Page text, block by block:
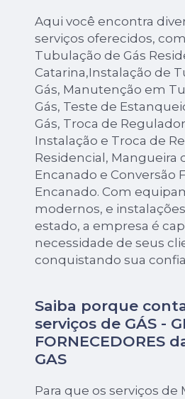
Aqui você encontra
serviços oferecidos,
Tubulação de Gás
Catarina,Instalação de
Gás, Manutenção em
Gás, Teste de
Gás, Troca de
Instalação e Troca de
Residencial, Mangueira
Encanado e Conversão
Encanado. Com
modernos, e
estado, a empresa é
necessidade de seus
conquistando sua
Saiba porque
serviços de GÁS -
FORNECEDORES
GAS
Para que os serviços de